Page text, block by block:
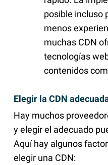
posible incluso
menos
muchas CDN
tecnologías
contenidos
Elegir la CDN
Hay muchos
y elegir el adecuado
Aquí hay algunos
elegir una CDN: